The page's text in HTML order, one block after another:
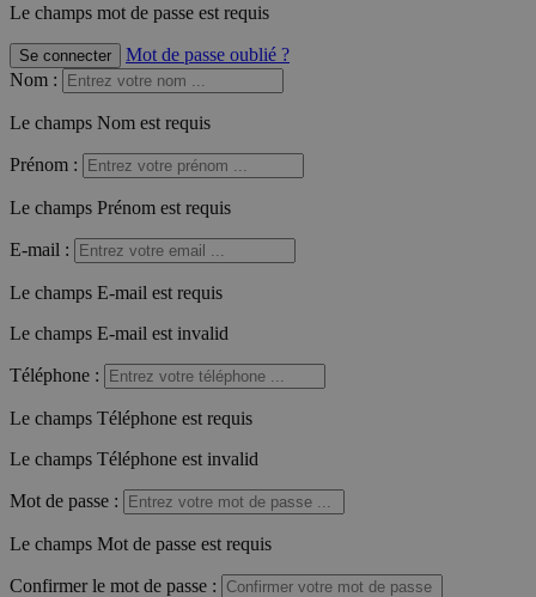
Le champs mot de passe est requis
Se connecter
Mot de passe oublié ?
Nom :
Le champs Nom est requis
Prénom :
Le champs Prénom est requis
E-mail :
Le champs E-mail est requis
Le champs E-mail est invalid
Téléphone :
Le champs Téléphone est requis
Le champs Téléphone est invalid
Mot de passe :
Le champs Mot de passe est requis
Confirmer le mot de passe :